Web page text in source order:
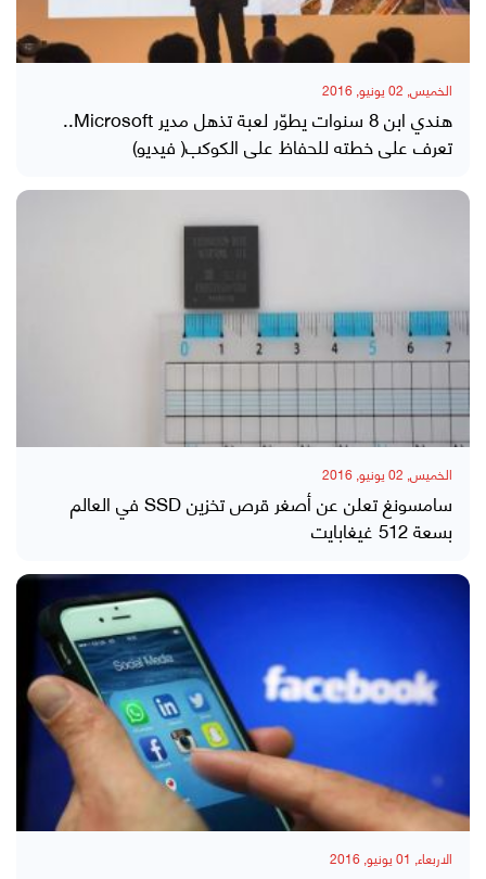
الخميس, 02 يونيو, 2016
هندي ابن 8 سنوات يطوّر لعبة تذهل مدير Microsoft..
تعرف على خطته للحفاظ على الكوكب( فيديو)
الخميس, 02 يونيو, 2016
سامسونغ تعلن عن أصغر قرص تخزين SSD في العالم
بسعة 512 غيغابايت
الاربعاء, 01 يونيو, 2016